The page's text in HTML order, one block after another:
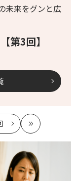
第3回】
未来をグンと広
記
へ
最
新